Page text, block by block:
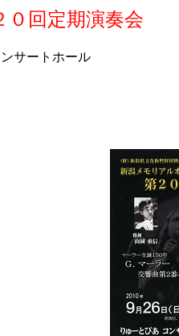
回定期演奏会
サートホール